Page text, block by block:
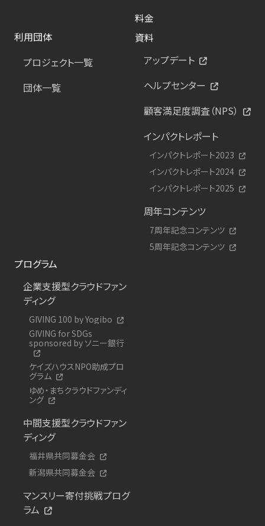
料金
利用団体
プロジェクト一覧
団体一覧
資料
アップデート
ヘルプセンター
顧客満足度調査（NPS）
インパクトレポート
インパクトレポート2023
インパクトレポート2024
インパクトレポート2025
周年コンテンツ
7周年記念コンテンツ
5周年記念コンテンツ
プログラム
企業支援型クラウドファン
ディング
GIVING 100 by Yogibo
GIVING for SDGs
sponsored by ソニー銀行
ケイズハウスNPO助成プロ
グラム
ゆめ・まちクラウドファンディ
ング
中間支援型クラウドファン
ディング
福井県共同募金会
新潟県共同募金会
マンスリー寄付挑戦プログ
ラム